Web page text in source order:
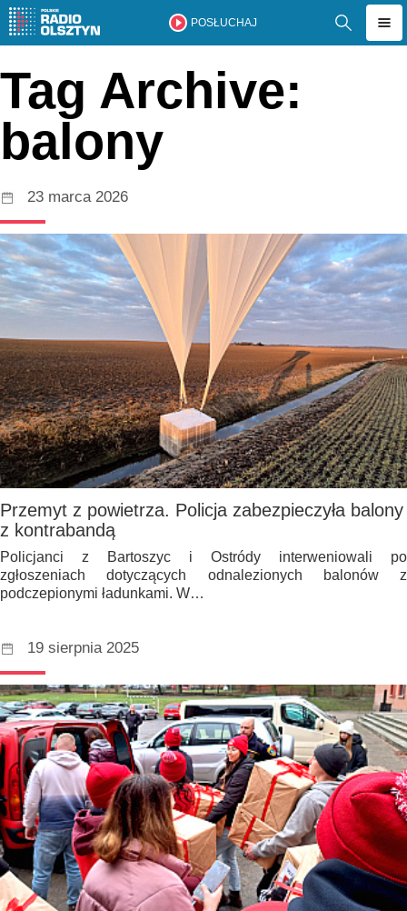
POSŁUCHAJ
Tag Archive:
balony
23 marca 2026
Przemyt z powietrza. Policja zabezpieczyła balony
z kontrabandą
Policjanci z Bartoszyc i Ostródy interweniowali po
zgłoszeniach dotyczących odnalezionych balonów z
podczepionymi ładunkami. W…
19 sierpnia 2025